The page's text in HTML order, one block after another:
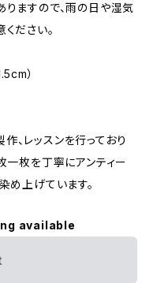
ますので、雨の日や湿気
ださい。
）
、レッスンを行っており
一枚を丁寧にアンティー
め上げています。
available